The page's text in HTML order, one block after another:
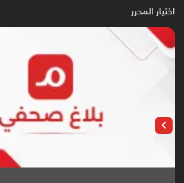
اختيار المحرر